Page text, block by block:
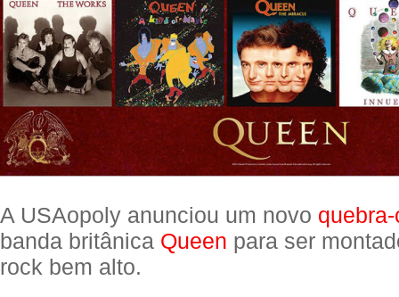
A USAopoly anunciou um novo
banda britânica Queen para ser
rock bem alto.